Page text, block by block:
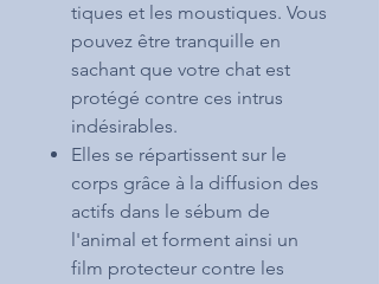
tiques et les moustiques. Vous
pouvez être tranquille en
sachant que votre chat est
protégé contre ces intrus
indésirables.
Elles se répartissent sur le
corps grâce à la diffusion des
actifs dans le sébum de
l'animal et forment ainsi un
film protecteur contre les